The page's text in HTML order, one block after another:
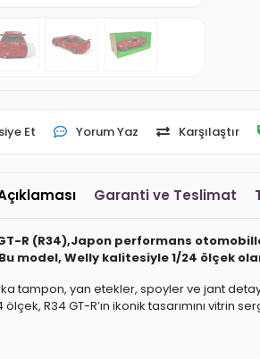
Et Yorum Yaz Karşılaştır
Garanti ve Teslimat
R (R34),Japon performans
model, Welly kalitesiyle 1/24 ölçek
tampon, yan etekler, spoyler ve jant
R34 GT-R’ın ikonik tasarımını vitrin